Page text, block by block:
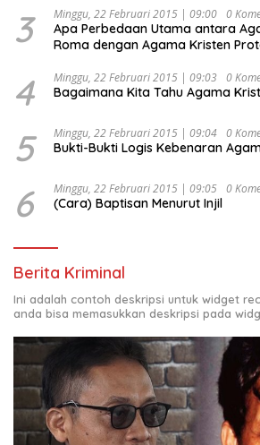
3 Minggu, 22 Februari 2015 | 09:00 0
Apa Perbedaan Utama antara
Roma dengan Agama Kristen
4 Minggu, 22 Februari 2015 | 09:03 0
Bagaimana Kita Tahu Agama
5 Minggu, 22 Februari 2015 | 09:04 0
Bukti-Bukti Logis Kebenaran
6 Minggu, 22 Februari 2015 | 09:05 0
(Cara) Baptisan Menurut Injil
Berita Kriminal
Ini adalah contoh deskripsi untuk widget
anda bisa memasukkan deskripsi pada